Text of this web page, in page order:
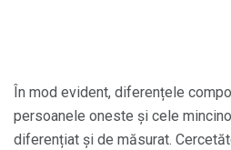
În mod evident, diferențele
persoanele oneste și cele
diferențiat și de măsurat.